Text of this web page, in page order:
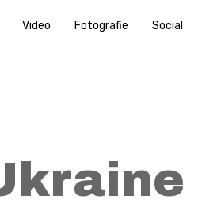
Video Fotografie Social